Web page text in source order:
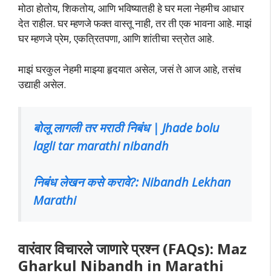
मोठा होतोय, शिकतोय, आणि भविष्यातही हे घर मला नेहमीच आधार
देत राहील. घर म्हणजे फक्त वास्तू नाही, तर ती एक भावना आहे. माझं
घर म्हणजे प्रेम, एकत्रितपणा, आणि शांतीचा स्त्रोत आहे.
माझं घरकुल नेहमी माझ्या हृदयात असेल, जसं ते आज आहे, तसंच
उद्याही असेल.
बोलू लागली तर मराठी निबंध | Jhade bolu
lagli tar marathi nibandh
निबंध लेखन कसे करावे?: Nibandh Lekhan
Marathi
वारंवार विचारले जाणारे प्रश्न (FAQs): Maz
Gharkul Nibandh in Marathi